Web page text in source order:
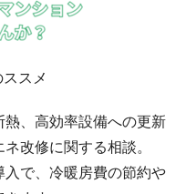
スメ
、高効率設備への更新
改修に関する相談。
で、冷暖房費の節約や